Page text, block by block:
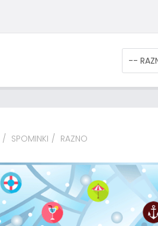
--
SPOMINKI RAZNO